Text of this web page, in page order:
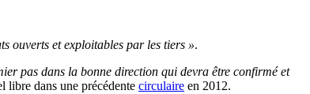
ouverts et exploitables par les tiers ».
pas dans la bonne direction qui devra être confirmé et
libre dans une précédente circulaire en 2012.